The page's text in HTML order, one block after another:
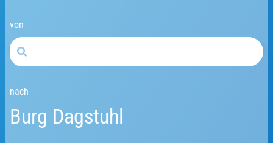
von
nach
Burg Dagstuhl